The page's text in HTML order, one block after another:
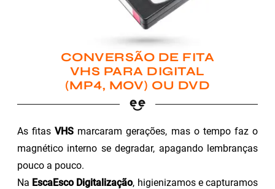
CONVERSÃO DE FITA
VHS PARA DIGITAL
(MP4, MOV) OU DVD
As fitasVHS marcaram gerações, mas o tempo faz o
magnético interno se degradar, apagando lembranças
pouco a pouco.
Na EscaEsco Digitalização, higienizamos e capturamos